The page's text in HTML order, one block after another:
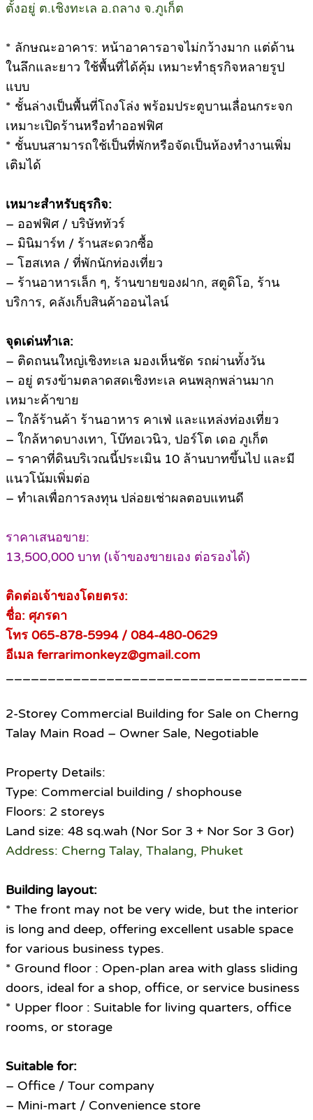
ตั้งอยู่ ต.เชิงทะเล อ.ถลาง จ.ภูเก็ต
* ลักษณะอาคาร: หน้าอาคารอาจไม่กว้างมาก แต่ด้าน
ในลึกและยาว ใช้พื้นที่ได้คุ้ม เหมาะทำธุรกิจหลายรูป
แบบ
* ชั้นล่างเป็นพื้นที่โถงโล่ง พร้อมประตูบานเลื่อนกระจก
เหมาะเปิดร้านหรือทำออฟฟิศ
* ชั้นบนสามารถใช้เป็นที่พักหรือจัดเป็นห้องทำงานเพิ่ม
เติมได้
เหมาะสำหรับธุรกิจ:
– ออฟฟิศ / บริษัททัวร์
– มินิมาร์ท / ร้านสะดวกซื้อ
– โฮสเทล / ที่พักนักท่องเที่ยว
– ร้านอาหารเล็ก ๆ, ร้านขายของฝาก, สตูดิโอ, ร้าน
บริการ, คลังเก็บสินค้าออนไลน์
จุดเด่นทำเล:
– ติดถนนใหญ่เชิงทะเล มองเห็นชัด รถผ่านทั้งวัน
– อยู่ ตรงข้ามตลาดสดเชิงทะเล คนพลุกพล่านมาก
เหมาะค้าขาย
– ใกล้ร้านค้า ร้านอาหาร คาเฟ่ และแหล่งท่องเที่ยว
– ใกล้หาดบางเทา, โบ๊ทอเวนิว, ปอร์โต เดอ ภูเก็ต
– ราคาที่ดินบริเวณนี้ประเมิน 10 ล้านบาทขึ้นไป และมี
แนวโน้มเพิ่มต่อ
– ทำเลเพื่อการลงทุน ปล่อยเช่าผลตอบแทนดี
ราคาเสนอขาย:
13,500,000 บาท (เจ้าของขายเอง ต่อรองได้)
ติดต่อเจ้าของโดยตรง:
ชื่อ: ศุภรดา
โทร 065-878-5994 / 084-480-0629
อีเมล ferrarimonkeyz@gmail.com
2-Storey Commercial Building for Sale on Cherng
Talay Main Road – Owner Sale, Negotiable
Property Details:
Type: Commercial building / shophouse
Floors: 2 storeys
Land size: 48 sq.wah (Nor Sor 3 + Nor Sor 3 Gor)
Address: Cherng Talay, Thalang, Phuket
Building layout:
* The front may not be very wide, but the interior
is long and deep, offering excellent usable space
for various business types.
* Ground floor : Open-plan area with glass sliding
doors, ideal for a shop, office, or service business
* Upper floor : Suitable for living quarters, office
rooms, or storage
Suitable for:
– Office / Tour company
– Mini-mart / Convenience store